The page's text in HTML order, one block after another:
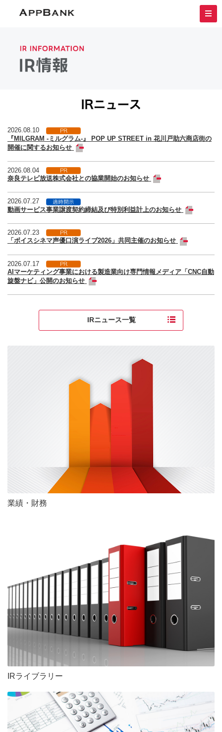
2026.08.10
『MILGRAM -ミルグラム-』 POP UP STREET in 花川戸助六商店街の
開催に関するお知らせ
2026.08.04
奈良テレビ放送株式会社との協業開始のお知らせ
2026.07.27
動画サービス事業譲渡契約締結及び特別利益計上のお知らせ
2026.07.23
「ボイスシネマ声優口演ライブ2026」共同主催のお知らせ
2026.07.17
AIマーケティング事業における製造業向け専門情報メディア「CNC自動
旋盤ナビ」公開のお知らせ
IRニュース一覧
業績・財務
IRライブラリー